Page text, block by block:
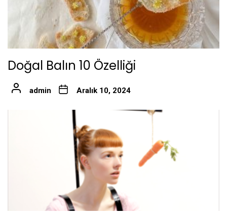
Doğal Balın 10 Özelliği
admin Aralık 10, 2024